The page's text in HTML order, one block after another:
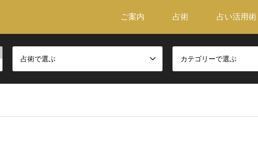
ご案内 占術 占い活用術
占術で選ぶ カテゴリーで選ぶ